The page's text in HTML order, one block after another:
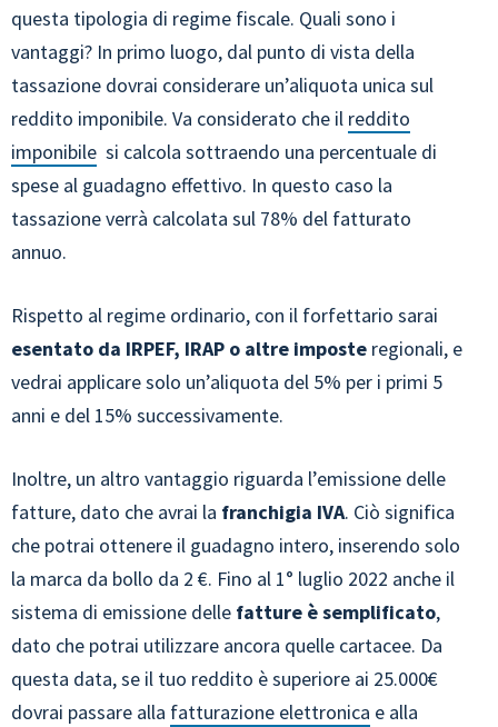
questa tipologia di regime fiscale. Quali sono i
vantaggi? In primo luogo, dal punto di vista della
tassazione dovrai considerare un’aliquota unica sul
reddito imponibile. Va considerato che il reddito
imponibile si calcola sottraendo una percentuale di
spese al guadagno effettivo. In questo caso la
tassazione verrà calcolata sul 78% del fatturato
annuo.
Rispetto al regime ordinario, con il forfettario sarai
esentato da IRPEF, IRAP o altre imposte regionali, e
vedrai applicare solo un’aliquota del 5% per i primi 5
anni e del 15% successivamente.
Inoltre, un altro vantaggio riguarda l’emissione delle
fatture, dato che avrai la franchigia IVA. Ciò significa
che potrai ottenere il guadagno intero, inserendo solo
la marca da bollo da 2 €. Fino al 1° luglio 2022 anche il
sistema di emissione delle fatture è semplificato,
dato che potrai utilizzare ancora quelle cartacee. Da
questa data, se il tuo reddito è superiore ai 25.000€
dovrai passare alla fatturazione elettronica e alla